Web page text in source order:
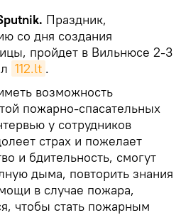
Праздник,
со дня создания
пройдет в Вильнюсе 2-3
112.lt .
возможность
пожарно-спасательных
у сотрудников
страх и пожелает
и бдительность, смогут
дыма, повторить знания
в случае пожара,
чтобы стать пожарным